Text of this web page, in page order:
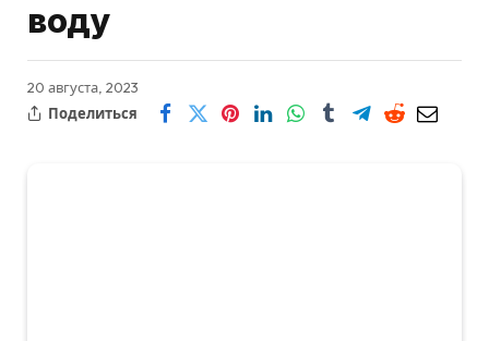
воду
20 августа, 2023
Поделиться